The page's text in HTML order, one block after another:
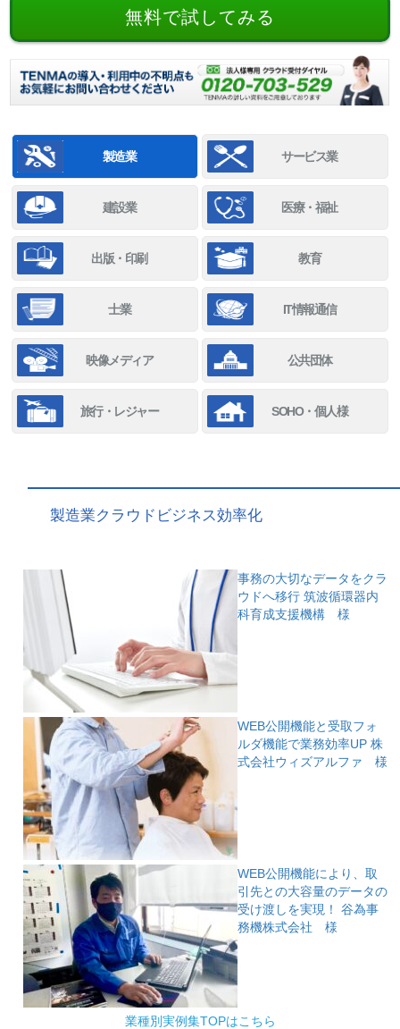
無料で試してみる
製造業 サービス業
建設業 医療・福祉
出版・印刷 教育
士業 IT情報通信
映像メディア 公共団体
旅行・レジャー SOHO・個人様
製造業クラウドビジネス効率化
事務の大切なデータをクラ
ウドへ移行筑波循環器内
科育成支援機構 様
WEB公開機能と受取フォ
ルダ機能で業務効率UP株
式会社ウィズアルファ 様
WEB公開機能により、取
引先との大容量のデータの
受け渡しを実現！谷為事
務機株式会社 様
業種別実例集TOPはこちら